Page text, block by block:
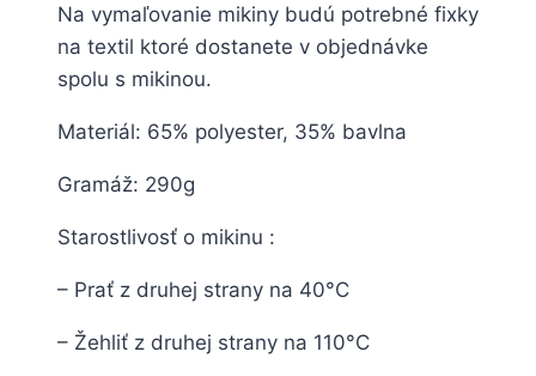
Na vymaľovanie mikiny budú potrebné fixky
na textil ktoré dostanete v objednávke
spolu s mikinou.
Materiál: 65% polyester, 35% bavlna
Gramáž: 290g
Starostlivosť o mikinu :
– Prať z druhej strany na 40°C
– Žehliť z druhej strany na 110°C